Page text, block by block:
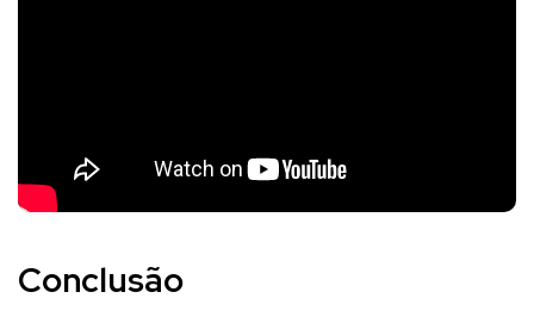
Conclusão